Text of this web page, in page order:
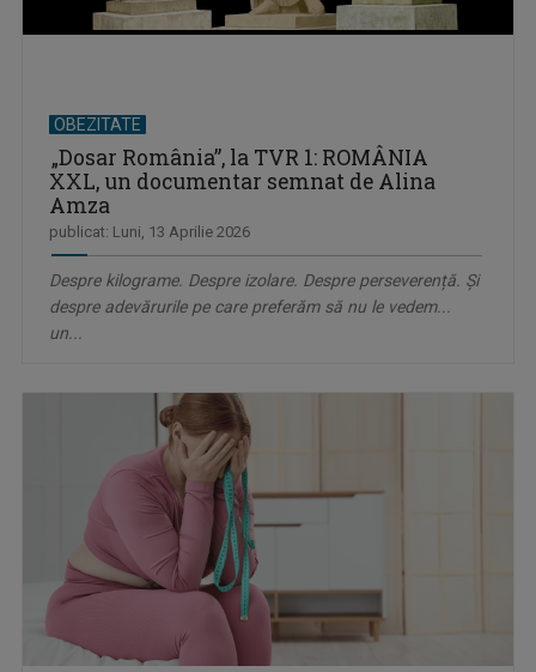
OBEZITATE
„Dosar România”, la TVR 1: ROMÂNIA
XXL, un documentar semnat de Alina
Amza
publicat: Luni, 13 Aprilie 2026
Despre kilograme. Despre izolare. Despre perseverență. Și
despre adevărurile pe care preferăm să nu le vedem...
un...